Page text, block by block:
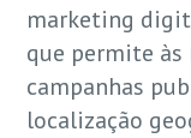
marketing
que permite às
campanhas
localização